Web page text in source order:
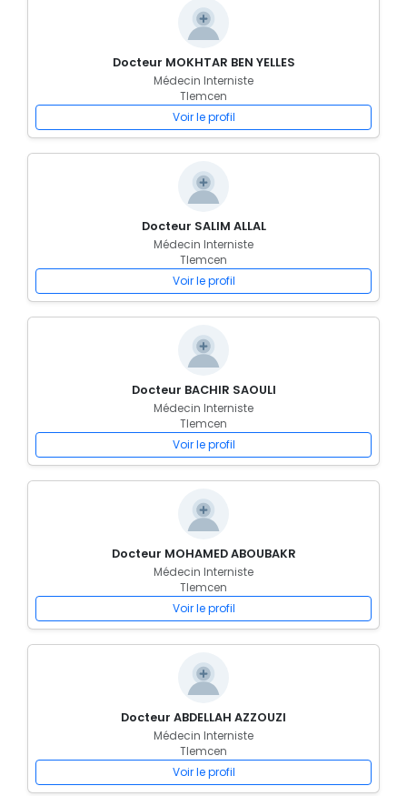
Docteur MOKHTAR BEN YELLES
Médecin Interniste
Tlemcen
Voir le profil
Docteur SALIM ALLAL
Médecin Interniste
Tlemcen
Voir le profil
Docteur BACHIR SAOULI
Médecin Interniste
Tlemcen
Voir le profil
Docteur MOHAMED ABOUBAKR
Médecin Interniste
Tlemcen
Voir le profil
Docteur ABDELLAH AZZOUZI
Médecin Interniste
Tlemcen
Voir le profil